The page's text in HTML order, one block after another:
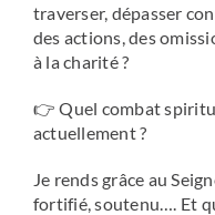
traverser, dépasser
des actions, des
à la charité ?
👉 Quel combat
actuellement ?
Je rends grâce au
fortifié, soutenu…. Et